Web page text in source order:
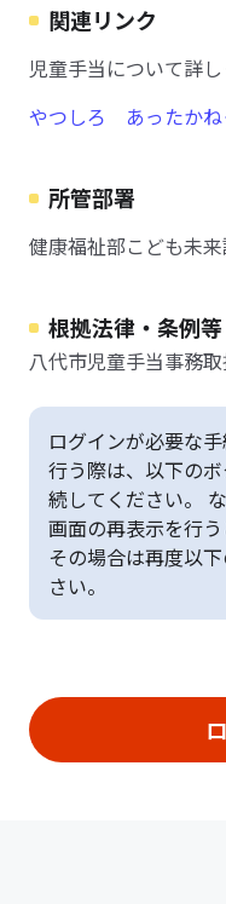
関連リンク
児童手当について詳
やつしろ あったかね
所管部署
健康福祉部こども未
根拠法律・条例等
八代市児童手当事務
ログインが必要な
行う際は、以下の
続してください。
画面の再表示を行
その場合は再度以
さい。